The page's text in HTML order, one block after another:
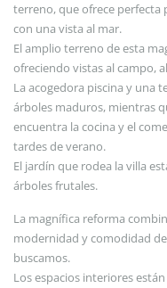
terreno, que ofrece perfecta
con una vista al mar.
El amplio terreno de esta
ofreciendo vistas al campo,
La acogedora piscina y una
árboles maduros, mientras
encuentra la cocina y el
tardes de verano.
El jardín que rodea la villa
árboles frutales.
La magnífica reforma
modernidad y comodidad
buscamos.
Los espacios interiores